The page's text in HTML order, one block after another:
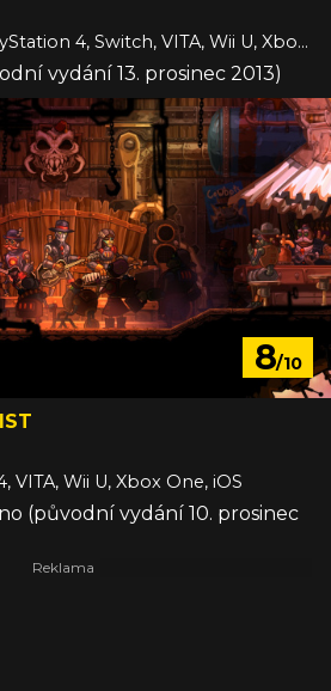
PC, PlayStation 3, PlayStation 4, Switch, VITA, Wii U, Xbox One
vydání 13. prosinec 2013)
8/10
VITA, Wii U, Xbox One, iOS
(původní vydání 10. prosinec